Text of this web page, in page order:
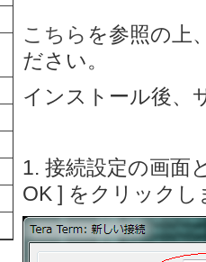
こちら を参照の上
ださい。
インストール後、
1. 接続設定の画面
OK ] をクリックし